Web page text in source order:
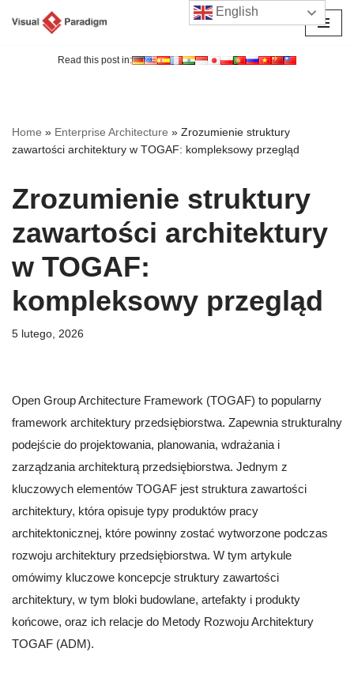
Read this post in:
Home » Enterprise Architecture » Zrozumienie struktury
zawartości architektury w TOGAF: kompleksowy przegląd
Zrozumienie struktury
zawartości architektury
w TOGAF:
kompleksowy przegląd
5 lutego, 2026
Open Group Architecture Framework (TOGAF) to popularny
framework architektury przedsiębiorstwa. Zapewnia strukturalny
podejście do projektowania, planowania, wdrażania i
zarządzania architekturą przedsiębiorstwa. Jednym z
kluczowych elementów TOGAF jest struktura zawartości
architektury, która opisuje typy produktów pracy
architektonicznej, które powinny zostać wytworzone podczas
rozwoju architektury przedsiębiorstwa. W tym artykule
omówimy kluczowe koncepcje struktury zawartości
architektury, w tym bloki budowlane, artefakty i produkty
końcowe, oraz ich relacje do Metody Rozwoju Architektury
TOGAF (ADM).
English